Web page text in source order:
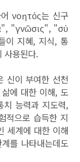
νοητός는 신구
"γνῶσις", "σύ
지혜, 지식, 통
사용된다.
신이 부여한 선천
에 대한 이해, 도
치 능력과 지도력,
적으로 습득한 지
세계에 대한 이해
를 나타내는데도